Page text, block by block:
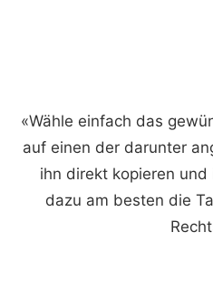
«Wähle einfach das
auf einen der darunter
ihn direkt kopieren
dazu am besten die